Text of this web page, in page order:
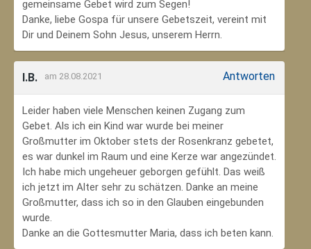
gemeinsame Gebet wird zum Segen!
Danke, liebe Gospa für unsere Gebetszeit, vereint mit
Dir und Deinem Sohn Jesus, unserem Herrn.
I.B. am 28.08.2021 Antworten
Leider haben viele Menschen keinen Zugang zum
Gebet. Als ich ein Kind war wurde bei meiner
Großmutter im Oktober stets der Rosenkranz gebetet,
es war dunkel im Raum und eine Kerze war angezündet.
Ich habe mich ungeheuer geborgen gefühlt. Das weiß
ich jetzt im Alter sehr zu schätzen. Danke an meine
Großmutter, dass ich so in den Glauben eingebunden
wurde.
Danke an die Gottesmutter Maria, dass ich beten kann.